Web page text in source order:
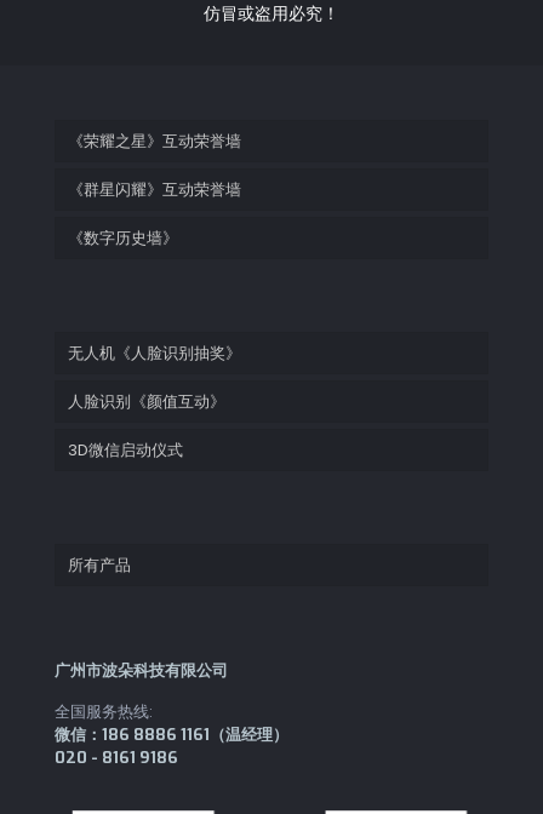
仿冒或盗用必究！
《荣耀之星》互动荣誉墙
《群星闪耀》互动荣誉墙
《数字历史墙》
无人机《人脸识别抽奖》
人脸识别《颜值互动》
3D微信启动仪式
所有产品
广州市波朵科技有限公司
全国服务热线:
微信：186 8886 1161（温经理）
020 - 8161 9186